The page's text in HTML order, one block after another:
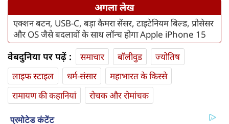
अगला लेख
एक्शन बटन, USB-C, बड़ा कैमरा सेंसर, टाइटेनियम बिल्ड, प्रोसेसर
और OS जैसे बदलावों के साथ लॉन्च होगा Apple iPhone 15
वेबदुनिया पर पढ़ें : समाचार बॉलीवुड
ज्योतिष
लाइफ स्‍टाइल
धर्म-संसार
महाभारत के किस्से
रामायण की कहानियां
रोचक और रोमांचक